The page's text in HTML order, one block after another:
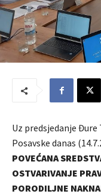
Uz predsjedanje Đure
Posavske danas
POVEĆANA
OSTVARIVANJE
PORODILJNE